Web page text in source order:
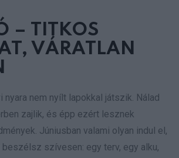
– TITKOS
VÁRATLAN
nyara nem nyílt lapokkal játszik. Nálad
zajlik, és épp ezért lesznek
Júniusban valami olyan indul el,
szívesen: egy terv, egy alku,